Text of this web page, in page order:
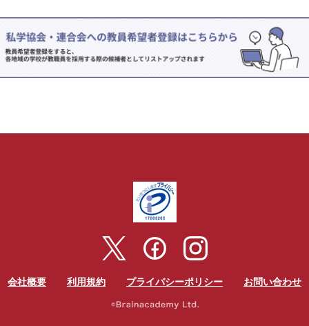
会社概要 利用規約 プライバシーポリシー お問い合わせ